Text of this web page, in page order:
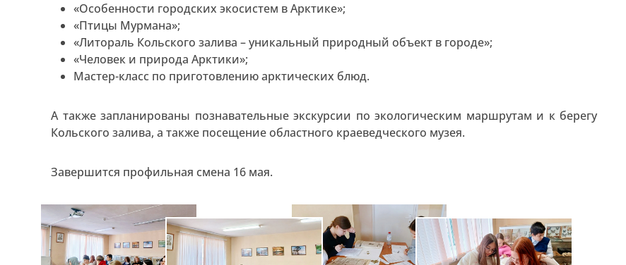
«Особенности городских экосистем в Арктике»;
«Птицы Мурмана»;
«Литораль Кольского залива – уникальный природный объект в городе»;
«Человек и природа Арктики»;
Мастер-класс по приготовлению арктических блюд.
А также запланированы познавательные экскурсии по экологическим маршрутам и к берегу
Кольского залива, а также посещение областного краеведческого музея.
Завершится профильная смена 16 мая.